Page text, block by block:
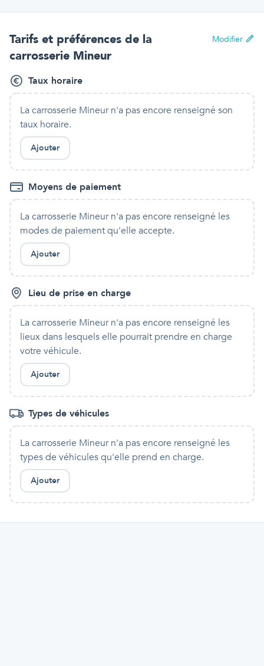
Tarifs et préférences de la
carrosserie Mineur
Modifier
Taux horaire
La carrosserie Mineurn'a pas encore renseigné son
taux horaire.
Ajouter
Moyens de paiement
La carrosserie Mineurn'a pas encore renseigné les
modes de paiement qu'elle accepte.
Ajouter
Lieu de prise en charge
La carrosserie Mineurn'a pas encore renseigné les
lieux dans lesquelselle pourrait prendre en charge
votre véhicule.
Ajouter
Types de véhicules
La carrosserie Mineurn'a pas encore renseigné les
types de véhicules qu'elle prend en charge.
Ajouter